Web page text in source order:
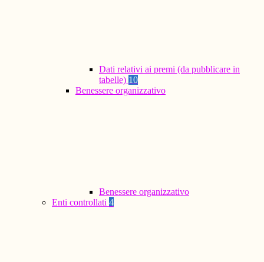
Dati relativi ai premi (da pubblicare in
tabelle) 10
Benessere organizzativo
Benessere organizzativo
Enti controllati 4